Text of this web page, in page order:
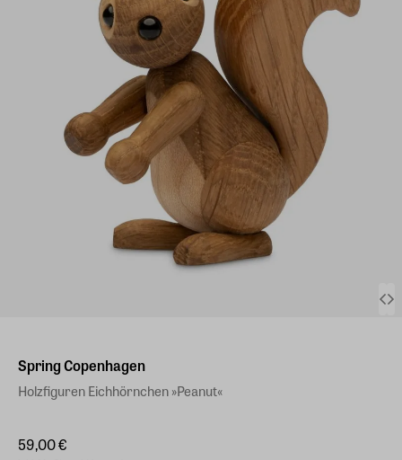
Spring Copenhagen
Holzfiguren Eichhörnchen »Peanut«
59,00 €